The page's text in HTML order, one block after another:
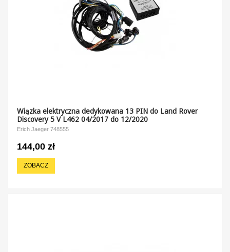
Wiązka elektryczna dedykowana 13 PIN do Land Rover
Discovery 5 V L462 04/2017 do 12/2020
Erich Jaeger 748555
144,00 zł
ZOBACZ